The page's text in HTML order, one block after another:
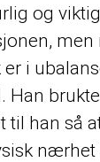
og
men
er i
Han
til han så